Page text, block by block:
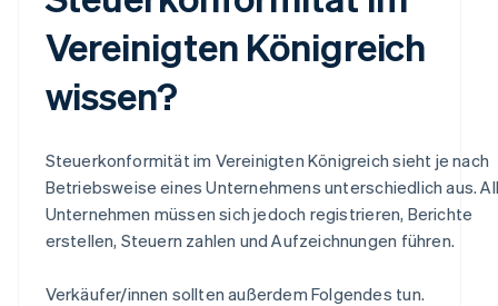
Vereinigten Königreich
wissen?
Steuerkonformität im Vereinigten Königreich sieht je nach
Betriebsweise eines Unternehmens unterschiedlich aus.
Unternehmen müssen sich jedoch registrieren, Berichte
erstellen, Steuern zahlen und Aufzeichnungen führen.
Verkäufer/innen sollten außerdem Folgendes tun.